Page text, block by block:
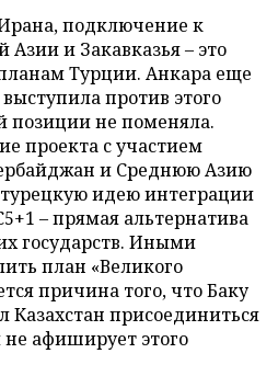
подключение к
и Закавказья – это
Турции. Анкара еще
против этого
позиции не поменяла.
проекта с участием
и Среднюю Азию
идею интеграции
– прямая альтернатива
государств. Иными
план «Великого
причина того, что Баку
Казахстан присоединиться
афиширует этого